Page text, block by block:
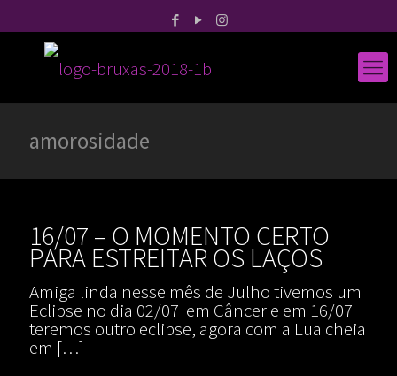
amorosidade
16/07 – O MOMENTO CERTO
PARA ESTREITAR OS LAÇOS
Amiga linda nesse mês de Julho tivemos um
Eclipse no dia 02/07 em Câncer e em 16/07
teremos outro eclipse, agora com a Lua cheia
em […]